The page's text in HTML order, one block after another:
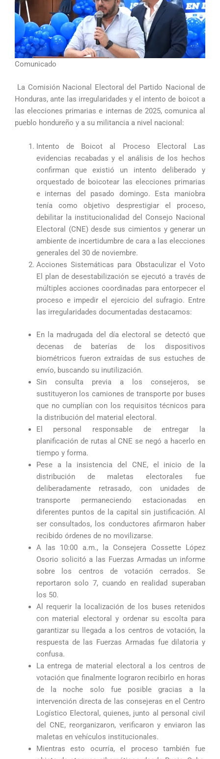
Comunicado
La Comisión Nacional Electoral del Partido Nacional de
Honduras, ante las irregularidades y el intento de boicot a
las elecciones primarias e internas de 2025, comunica al
pueblo hondureño y a su militancia a nivel nacional:
Intento de Boicot al Proceso Electoral Las
evidencias recabadas y el análisis de los hechos
confirman que existió un intento deliberado y
orquestado de boicotear las elecciones primarias
e internas del pasado domingo. Esta maniobra
tenía como objetivo desprestigiar el proceso,
debilitar la institucionalidad del Consejo Nacional
Electoral (CNE) desde sus cimientos y generar un
ambiente de incertidumbre de cara a las elecciones
generales del 30 de noviembre.
Acciones Sistemáticas para Obstaculizar el Voto
El plan de desestabilización se ejecutó a través de
múltiples acciones coordinadas para entorpecer el
proceso e impedir el ejercicio del sufragio. Entre
las irregularidades documentadas destacamos:
En la madrugada del día electoral se detectó que
decenas de baterías de los dispositivos
biométricos fueron extraídas de sus estuches de
envío, buscando su inutilización.
Sin consulta previa a los consejeros, se
sustituyeron los camiones de transporte por buses
que no cumplían con los requisitos técnicos para
la distribución del material electoral.
El personal responsable de entregar la
planificación de rutas al CNE se negó a hacerlo en
tiempo y forma.
Pese a la insistencia del CNE, el inicio de la
distribución de maletas electorales fue
deliberadamente retrasado, con unidades de
transporte permaneciendo estacionadas en
diferentes puntos de la capital sin justificación. Al
ser consultados, los conductores afirmaron haber
recibido órdenes de no movilizarse.
A las 10:00 a.m., la Consejera Cossette López
Osorio solicitó a las Fuerzas Armadas un informe
sobre los centros de votación cerrados. Se
reportaron solo 7, cuando en realidad superaban
los 50.
Al requerir la localización de los buses retenidos
con material electoral y ordenar su escolta para
garantizar su llegada a los centros de votación, la
respuesta de las Fuerzas Armadas fue dilatoria y
confusa.
La entrega de material electoral a los centros de
votación que finalmente lograron recibirlo en horas
de la noche solo fue posible gracias a la
intervención directa de las consejeras en el Centro
Logístico Electoral, quienes, junto al personal civil
del CNE, reorganizaron, verificaron y enviaron las
maletas en vehículos institucionales.
Mientras esto ocurría, el proceso también fue